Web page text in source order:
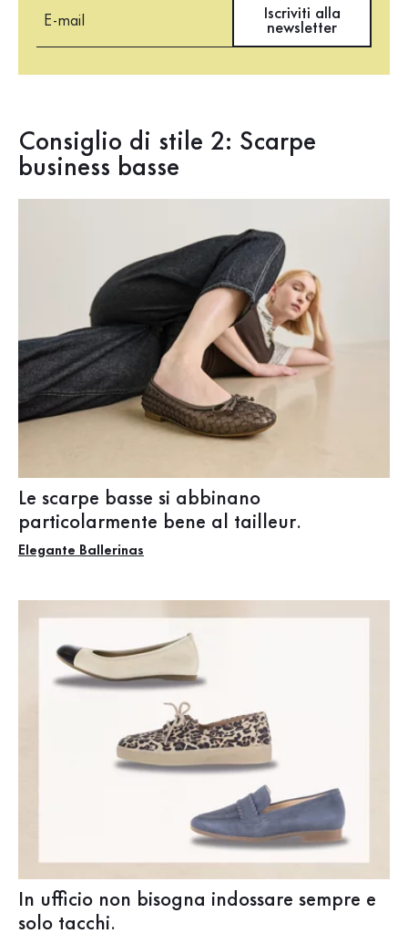
Iscriviti alla
newsletter
Consiglio di stile 2: Scarpe
business basse
Le scarpe basse si abbinano
particolarmente bene al tailleur.
Elegante Ballerinas
In ufficio non bisogna indossare sempre e
solo tacchi.